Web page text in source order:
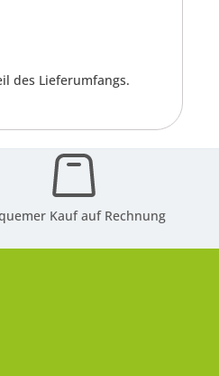
des Lieferumfangs.
Kauf auf Rechnung